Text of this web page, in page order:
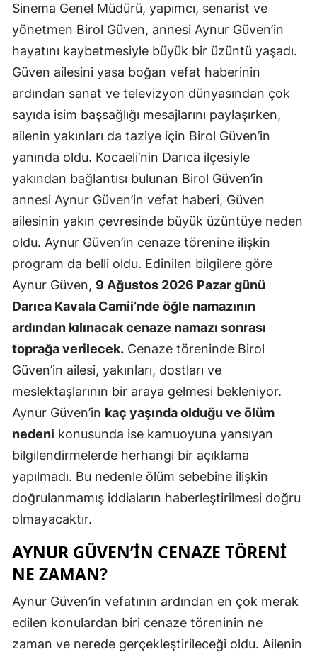
Sinema Genel Müdürü, yapımcı, senarist ve
yönetmen Birol Güven, annesi Aynur Güven’in
hayatını kaybetmesiyle büyük bir üzüntü yaşadı.
Güven ailesini yasa boğan vefat haberinin
ardından sanat ve televizyon dünyasından çok
sayıda isim başsağlığı mesajlarını paylaşırken,
ailenin yakınları da taziye için Birol Güven’in
yanında oldu. Kocaeli’nin Darıca ilçesiyle
yakından bağlantısı bulunan Birol Güven’in
annesi Aynur Güven’in vefat haberi, Güven
ailesinin yakın çevresinde büyük üzüntüye neden
oldu. Aynur Güven’in cenaze törenine ilişkin
program da belli oldu. Edinilen bilgilere göre
Aynur Güven, 9 Ağustos 2026 Pazar günü
Darıca Kavala Camii’nde öğle namazının
ardından kılınacak cenaze namazı sonrası
toprağa verilecek. Cenaze töreninde Birol
Güven’in ailesi, yakınları, dostları ve
meslektaşlarının bir araya gelmesi bekleniyor.
Aynur Güven’in kaç yaşında olduğu ve ölüm
nedeni konusunda ise kamuoyuna yansıyan
bilgilendirmelerde herhangi bir açıklama
yapılmadı. Bu nedenle ölüm sebebine ilişkin
doğrulanmamış iddiaların haberleştirilmesi doğru
olmayacaktır.
AYNUR GÜVEN’İN CENAZE TÖRENİ
NE ZAMAN?
Aynur Güven’in vefatının ardından en çok merak
edilen konulardan biri cenaze töreninin ne
zaman ve nerede gerçekleştirileceği oldu. Ailenin